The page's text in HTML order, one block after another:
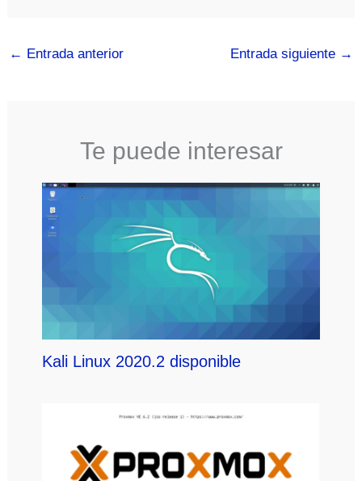
← Entrada anterior Entrada siguiente →
Te puede interesar
Kali Linux 2020.2 disponible